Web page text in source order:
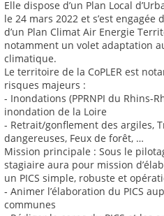
Elle dispose d’un Plan Local
le 24 mars 2022 et s’est engagée
d’un Plan Climat Air Energie
notamment un volet adaptation
climatique.
Le territoire de la CoPLER est
risques majeurs :
- Inondations (PPRNPI du Rhins-
inondation de la Loire
- Retrait/gonflement des argiles,
dangereuses, Feux de forêt, …
Mission principale : Sous le
stagiaire aura pour mission
un PICS simple, robuste et
‐ Animer l’élaboration du PICS
communes